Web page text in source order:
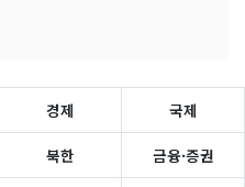
경제 국제
북한 금융·증권